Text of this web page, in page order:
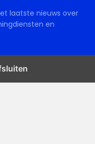
laatste nieuws over
en